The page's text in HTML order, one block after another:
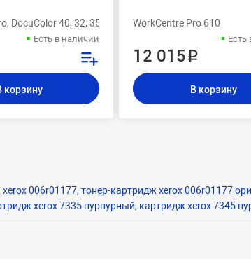
DocuColor 40, 32, 3535, 2240
Есть в наличии
корзину
WorkCentre Pro 610
Есть
12 015 ₽
В корзину
xerox 006r01177, тонер-картридж xerox 006r01177
xerox 7335 пурпурный, картридж xerox 7345